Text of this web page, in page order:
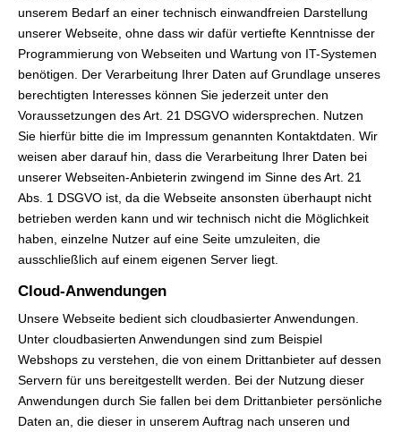
unserem Bedarf an einer technisch einwandfreien Darstellung
unserer Webseite, ohne dass wir dafür vertiefte Kenntnisse der
Programmierung von Webseiten und Wartung von IT-Systemen
benötigen. Der Verarbeitung Ihrer Daten auf Grundlage unseres
berechtigten Interesses können Sie jederzeit unter den
Voraussetzungen des Art. 21 DSGVO widersprechen. Nutzen
Sie hierfür bitte die im Impressum genannten Kontaktdaten. Wir
weisen aber darauf hin, dass die Verarbeitung Ihrer Daten bei
unserer Webseiten-Anbieterin zwingend im Sinne des Art. 21
Abs. 1 DSGVO ist, da die Webseite ansonsten überhaupt nicht
betrieben werden kann und wir technisch nicht die Möglichkeit
haben, einzelne Nutzer auf eine Seite umzuleiten, die
ausschließlich auf einem eigenen Server liegt.
Cloud-Anwendungen
Unsere Webseite bedient sich cloudbasierter Anwendungen.
Unter cloudbasierten Anwendungen sind zum Beispiel
Webshops zu verstehen, die von einem Drittanbieter auf dessen
Servern für uns bereitgestellt werden. Bei der Nutzung dieser
Anwendungen durch Sie fallen bei dem Drittanbieter persönliche
Daten an, die dieser in unserem Auftrag nach unseren und